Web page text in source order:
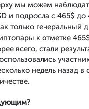
мы можем
и подросла с 465$
только генеральный
к отметке
всего, стали
недель назад